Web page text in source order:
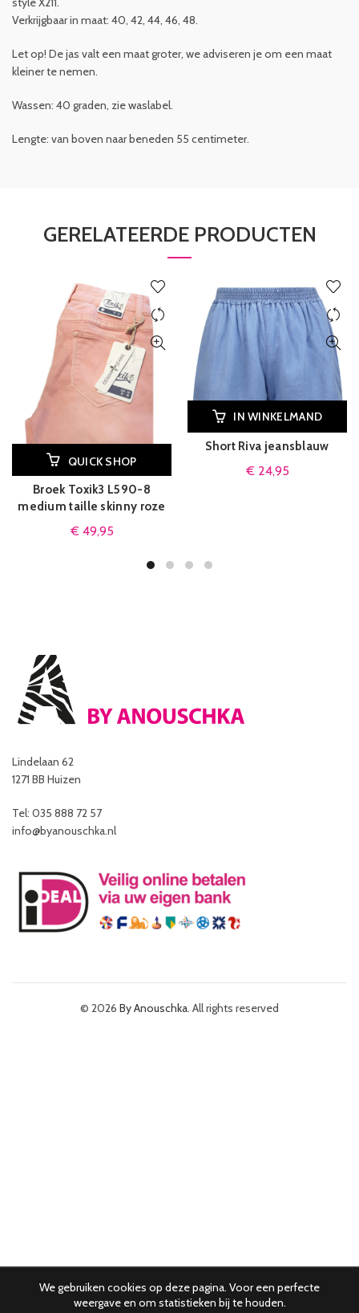
Verkrijgbaar in maat: 40, 42, 44, 46, 48.
Let op! De jas valt een maat groter, we adviseren je om een maat
kleiner te nemen.
Wassen: 40 graden, zie waslabel.
Lengte: van boven naar beneden 55 centimeter.
GERELATEERDE PRODUCTEN
QUICK SHOP
Broek Toxik3 L590-8
medium taille skinny roze
€ 49,95
IN WINKELMAND
Short Riva jeansblauw
€ 24,95
Lindelaan 62
1271 BB Huizen
Tel: 035 888 72 57
info@byanouschka.nl
© 2026 By Anouschka. All rights reserved
We gebruiken cookies op deze pagina. Voor een perfecte
weergave en om statistieken bij te houden.